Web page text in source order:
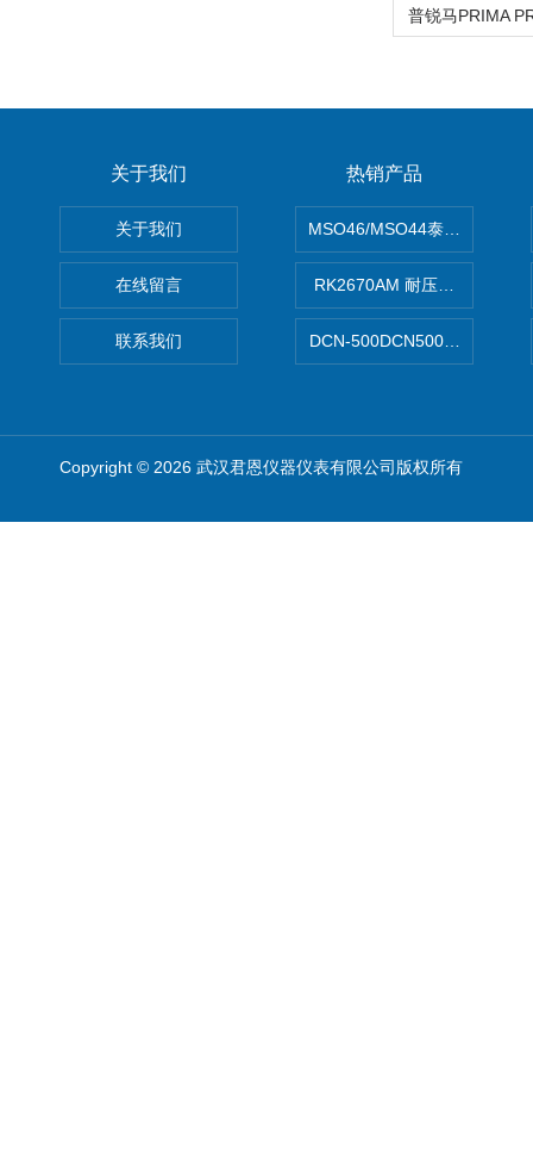
关于我们
关于我们
在线留言
联系我们
热销产品
MSO46/MSO44泰克
RK2670AM 耐压测试仪
DCN-500DCN500资料收集器
Copyright © 2026 武汉君恩仪器仪表有限公司版权所有